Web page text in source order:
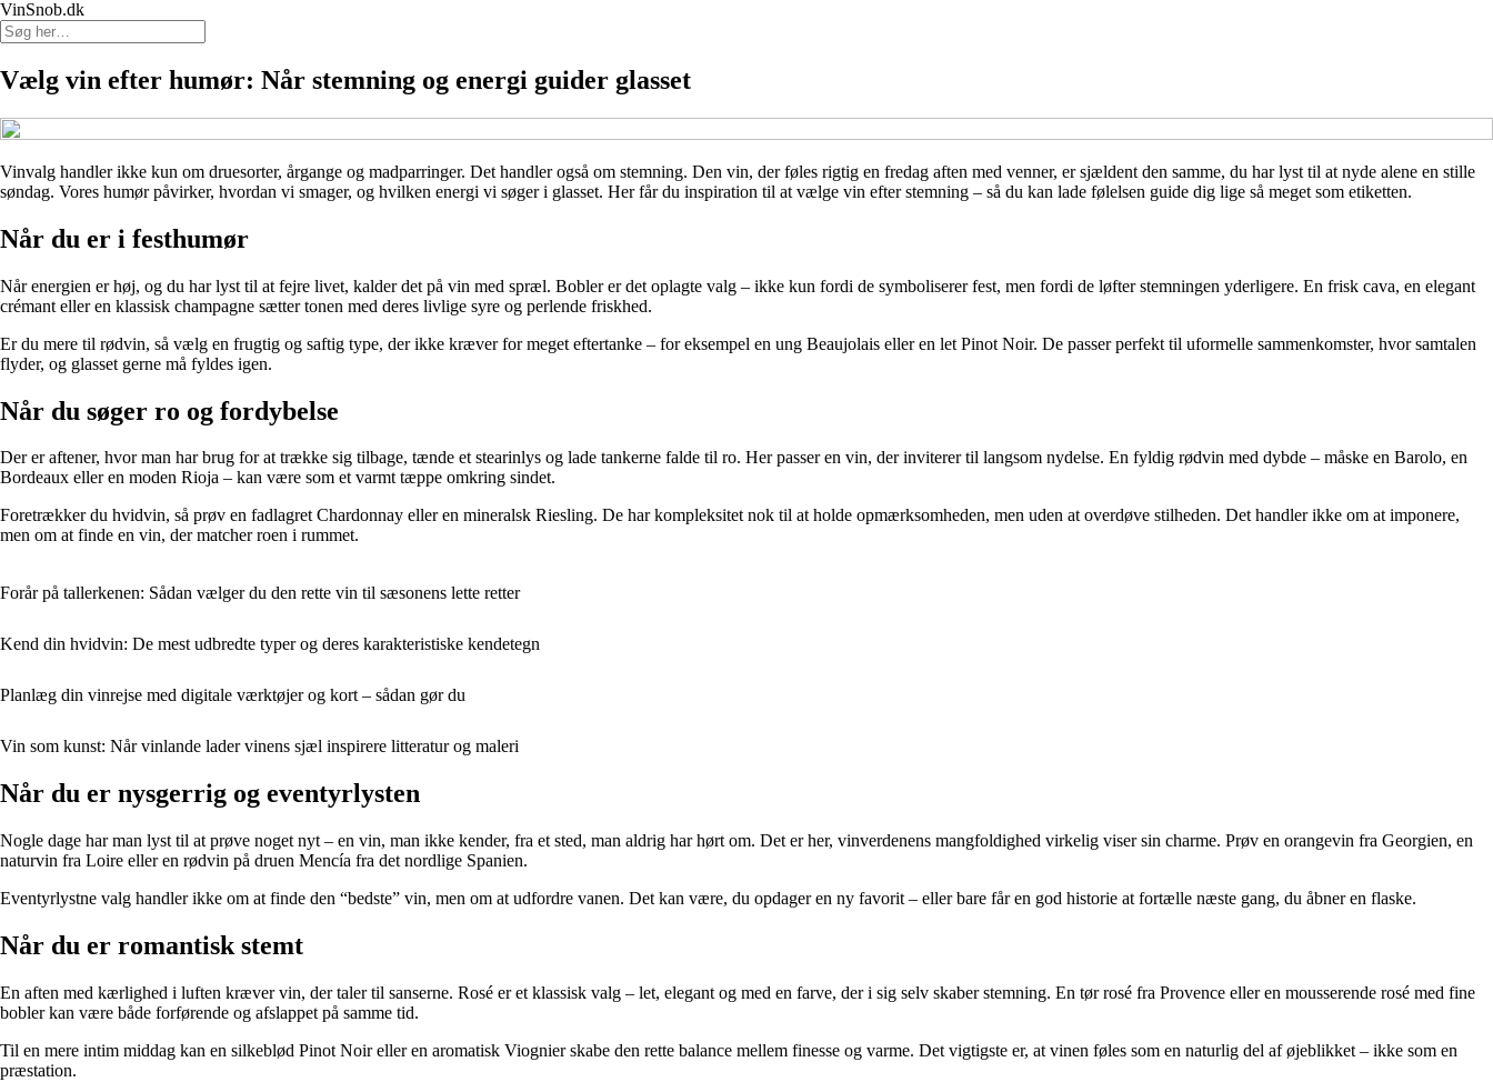
VinSnob.dk
Vælg vin efter humør: Når stemning og energi guider glasset
Vinvalg handler ikke kun om druesorter, årgange og madparringer. Det handler også om stemning. Den vin, der føles rigtig en fredag aften med venner, er sjældent den samme, du har lyst til at nyde alene en stille
søndag. Vores humør påvirker, hvordan vi smager, og hvilken energi vi søger i glasset. Her får du inspiration til at vælge vin efter stemning – så du kan lade følelsen guide dig lige så meget som etiketten.
Når du er i festhumør
Når energien er høj, og du har lyst til at fejre livet, kalder det på vin med spræl. Bobler er det oplagte valg – ikke kun fordi de symboliserer fest, men fordi de løfter stemningen yderligere. En frisk cava, en elegant
crémant eller en klassisk champagne sætter tonen med deres livlige syre og perlende friskhed.
Er du mere til rødvin, så vælg en frugtig og saftig type, der ikke kræver for meget eftertanke – for eksempel en ung Beaujolais eller en let Pinot Noir. De passer perfekt til uformelle sammenkomster, hvor samtalen
flyder, og glasset gerne må fyldes igen.
Når du søger ro og fordybelse
Der er aftener, hvor man har brug for at trække sig tilbage, tænde et stearinlys og lade tankerne falde til ro. Her passer en vin, der inviterer til langsom nydelse. En fyldig rødvin med dybde – måske en Barolo, en
Bordeaux eller en moden Rioja – kan være som et varmt tæppe omkring sindet.
Foretrækker du hvidvin, så prøv en fadlagret Chardonnay eller en mineralsk Riesling. De har kompleksitet nok til at holde opmærksomheden, men uden at overdøve stilheden. Det handler ikke om at imponere,
men om at finde en vin, der matcher roen i rummet.
Forår på tallerkenen: Sådan vælger du den rette vin til sæsonens lette retter
Kend din hvidvin: De mest udbredte typer og deres karakteristiske kendetegn
Planlæg din vinrejse med digitale værktøjer og kort – sådan gør du
Vin som kunst: Når vinlande lader vinens sjæl inspirere litteratur og maleri
Når du er nysgerrig og eventyrlysten
Nogle dage har man lyst til at prøve noget nyt – en vin, man ikke kender, fra et sted, man aldrig har hørt om. Det er her, vinverdenens mangfoldighed virkelig viser sin charme. Prøv en orangevin fra Georgien, en
naturvin fra Loire eller en rødvin på druen Mencía fra det nordlige Spanien.
Eventyrlystne valg handler ikke om at finde den “bedste” vin, men om at udfordre vanen. Det kan være, du opdager en ny favorit – eller bare får en god historie at fortælle næste gang, du åbner en flaske.
Når du er romantisk stemt
En aften med kærlighed i luften kræver vin, der taler til sanserne. Rosé er et klassisk valg – let, elegant og med en farve, der i sig selv skaber stemning. En tør rosé fra Provence eller en mousserende rosé med fine
bobler kan være både forførende og afslappet på samme tid.
Til en mere intim middag kan en silkeblød Pinot Noir eller en aromatisk Viognier skabe den rette balance mellem finesse og varme. Det vigtigste er, at vinen føles som en naturlig del af øjeblikket – ikke som en
præstation.